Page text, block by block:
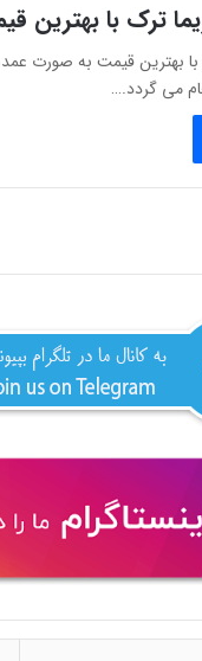
ترک با بهترین
بهترین قیمت به صورت
می گردد.…